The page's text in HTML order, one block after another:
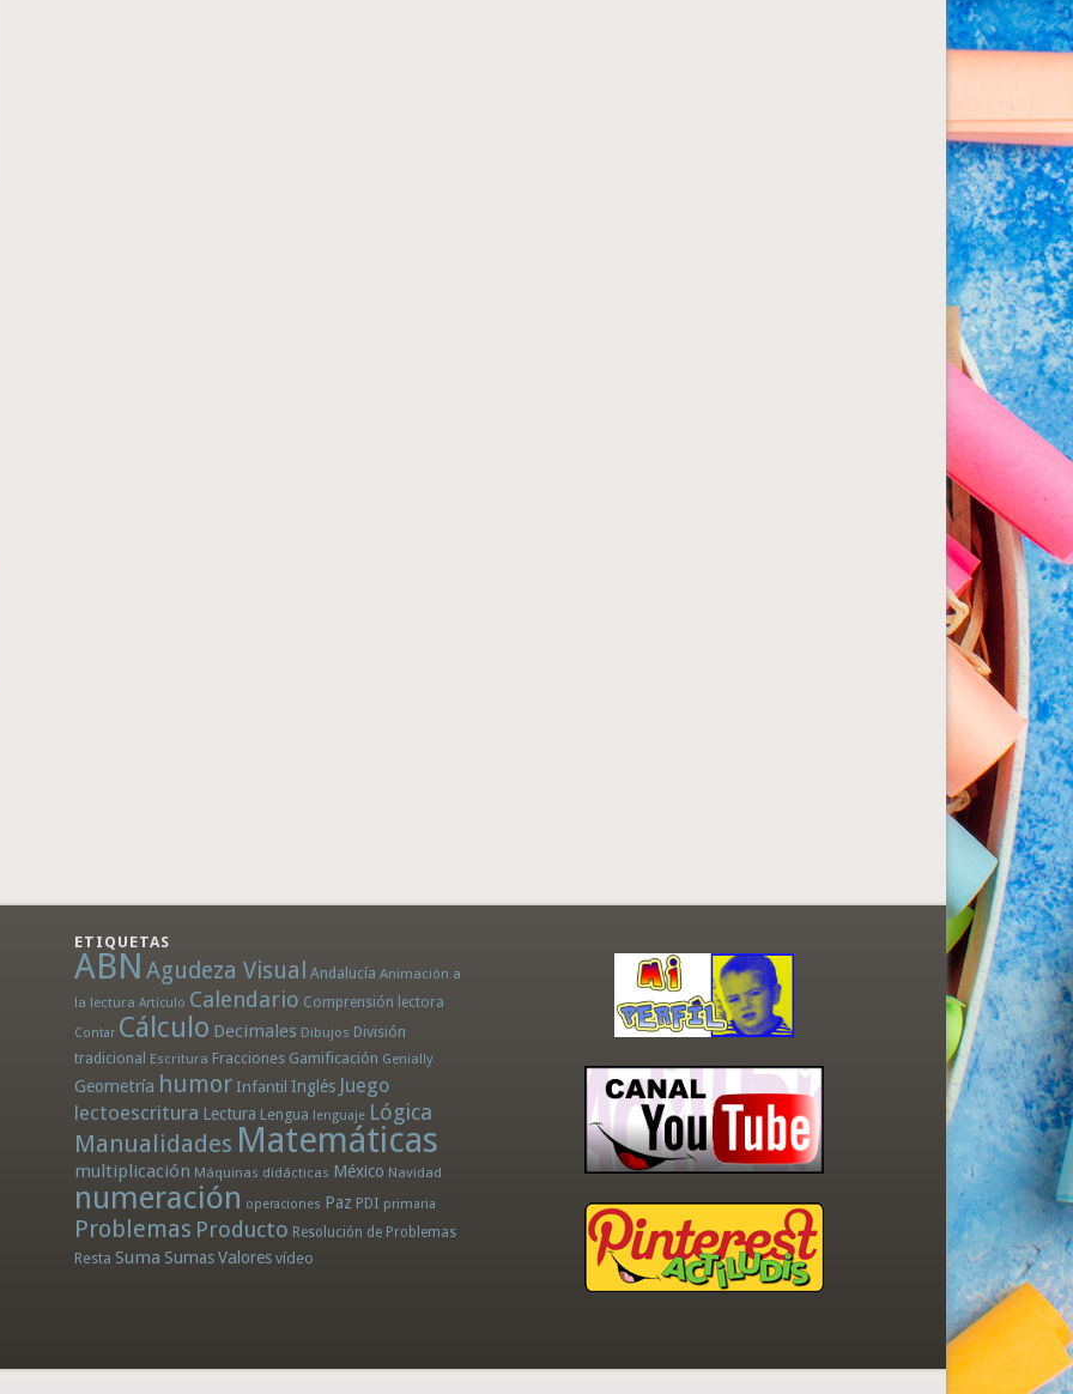
ETIQUETAS
ABN Agudeza Visual Andalucía Animación a
la lectura Artículo Calendario Comprensión lectora
Contar Cálculo Decimales Dibujos División
tradicional Escritura Fracciones Gamificación Genially
Geometría humor Infantil Inglés Juego
lectoescritura Lectura Lengua lenguaje Lógica
Manualidades Matemáticas
multiplicación Máquinas didácticas México Navidad
numeración operaciones Paz PDI primaria
Problemas Producto Resolución de Problemas
Resta Suma SumasValores vídeo